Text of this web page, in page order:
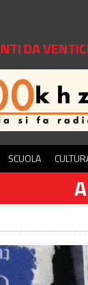
DA
SCUOLA